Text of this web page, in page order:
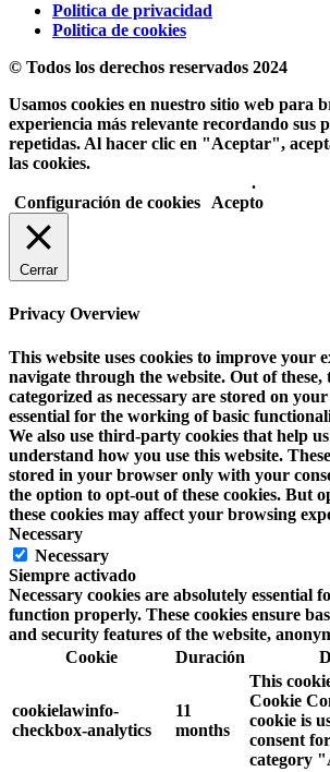
Politica de privacidad
Politica de cookies
© Todos los derechos reservados 2024
Usamos cookies en nuestro sitio web para
experiencia más relevante recordando sus
repetidas. Al hacer clic en "Aceptar",
las cookies.
.
Configuración de cookies
Acepto
Cerrar
Privacy Overview
This website uses cookies to improve your
navigate through the website. Out of these,
categorized as necessary are stored on
essential for the working of basic
We also use third-party cookies that help
understand how you use this website.
stored in your browser only with your
the option to opt-out of these cookies. But
these cookies may affect your browsing
Necessary
Necessary
Siempre activado
Necessary cookies are absolutely essential
function properly. These cookies ensure
and security features of the website,
Cookie
Duración
cookielawinfo-
checkbox-analytics
11
months
This
Cookie
cookie is
consent
category